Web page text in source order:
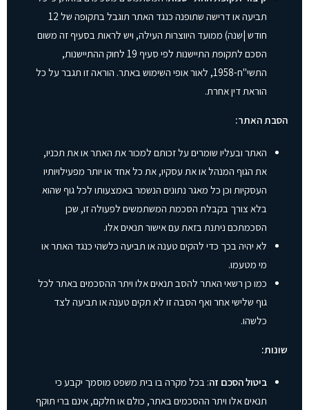
תביעה או דרישה שתופנה כנגד האתר תוגבל בתקופה של 12
חודש |שנה) ממועד היווצרות העילה, ויש לראות בסעיף זה משום
הסכם לתקופת התיישנות לפי סעיף 19 לחוק ההתיישנות,
התשי"ח-1958, לאור אופי השימוש באתר. הוראה זו תגבר על כל
הוראת דין אחרת.
הסבת האתר:
האתר ובעליו שומרים על זכותם למכור את האתר או את תכניו,
את הגוף המנהל או את עסקיו, את כל אחד או יותר מפעילויותיו
העסקיות וכן כל מאגר נתונים הנשמר באמצעותו לכל גוף שהוא
בלא צורך בקבלת הסכמת המשתמשים לפעולה זו, שכן
הסכמתכם ניתנת בזאת עם אישור תנאים אלו.
לא יהיה בכך כדי להקים טענה או תביעה כלשהי כנגד האתר או
מי מטעמו.
כמו כן רשאי האתר להסב תנאים אלו ויתר ההסכמים באתר לכל
גוף שלישי אחר ואף הסבה זו לא תקים טענה או תביעה לצד
כלשהו.
שונות:
ביטול הסכם זה: בכל מקרה בו בית משפט מוסמך יקבע כי
תנאים אלו ויתר ההסכמים באתר, כולם או חלקם, אינם ברי תוקף